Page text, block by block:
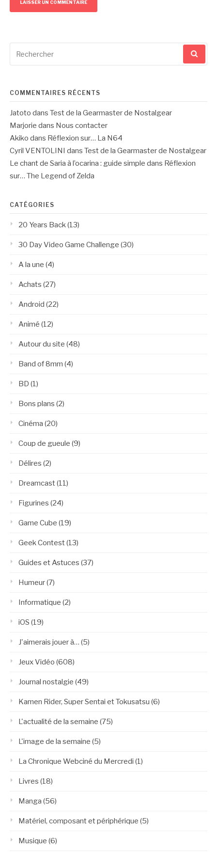
pour
COMMENTAIRES RÉCENTS
Jatoto dans Test de la Gearmaster de Nostalgear
Marjorie dans Nous contacter
Akiko dans Réflexion sur… La N64
Cyril VENTOLINI dans Test de la Gearmaster de Nostalgear
Le chant de Saria à l’ocarina : guide simple dans Réflexion
sur… The Legend of Zelda
CATÉGORIES
20 Years Back(13)
30 Day Video Game Challenge (30)
A la une (4)
Achats (27)
Android (22)
Animé (12)
Autour du site (48)
Band of 8mm (4)
BD (1)
Bons plans (2)
Cinéma (20)
Coup de gueule (9)
Délires (2)
Dreamcast(11)
Figurines (24)
Game Cube (19)
Geek Contest(13)
Guides et Astuces (37)
Humeur(7)
Informatique (2)
iOS (19)
J'aimerais jouer à… (5)
Jeux Vidéo (608)
Journal nostalgie (49)
Kamen Rider, Super Sentai et Tokusatsu (6)
L'actualité de la semaine (75)
L'image de la semaine (5)
La Chronique Webciné du Mercredi (1)
Livres (18)
Manga (56)
Matériel, composant et périphérique (5)
Musique (6)